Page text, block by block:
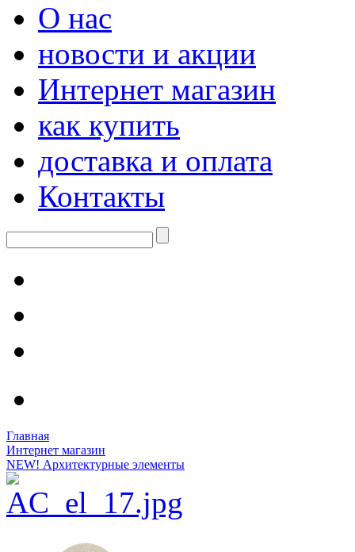
О нас
новости и акции
Интернет магазин
как купить
доставка и оплата
Контакты
Главная
Интернет магазин
NEW! Архитектурные элементы